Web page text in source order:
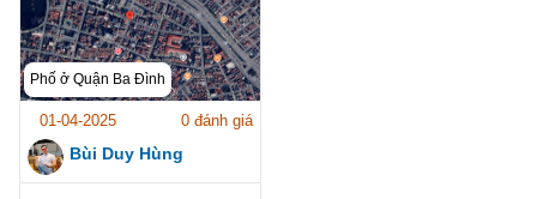
Phố ở Quận Ba Đình
01-04-2025 0 đánh giá
Bùi Duy Hùng